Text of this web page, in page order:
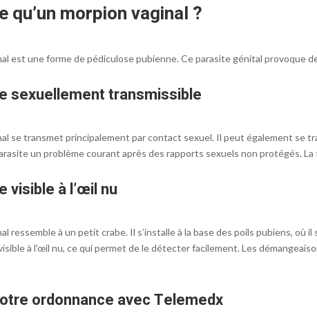
qu’un morpion vaginal ?
est une forme de pédiculose pubienne. Ce parasite génital provoque
sexuellement transmissible
se transmet principalement par contact sexuel. Il peut également se
un problème courant après des rapports sexuels non protégés.
visible à l’œil nu
ressemble à un petit crabe. Il s’installe à la base des poils pubiens, où il
à l’œil nu, ce qui permet de le détecter facilement. Les
ordonnance avec Telemedx